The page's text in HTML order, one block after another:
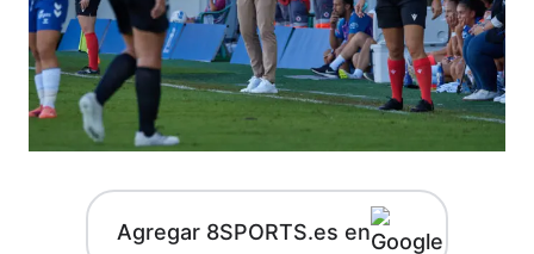
Agregar 8SPORTS.es en